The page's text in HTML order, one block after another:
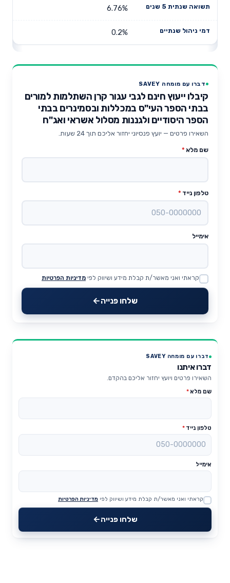
6.76%
0.2%
דברו עם מומחה SAVEY
קיבלו ייעוץ חינם לגבי עגור קרן השתלמות למורים
בבתי הספר העי"ס במכללות ובסמינרים בבתי
הספר היסודיים ולגננות מסלול אשראי ואג"ח
השאירו פרטים — יועץ פנסיוני יחזור אליכם תוך 24 שעות.
שם מלא *
טלפון נייד *
אימייל
Website
קראתי ואני מאשר/ת קבלת מידע ושיווק לפי מדיניות הפרטיות
שלחו פנייה
דברו עם מומחה SAVEY
דברו איתנו
השאירו פרטים ויועץ יחזור אליכם בהקדם.
שם מלא*
טלפון נייד *
אימייל
Website
קראתי ואני מאשר/ת קבלת מידע ושיווק לפי מדיניות הפרטיות
שלחו פנייה